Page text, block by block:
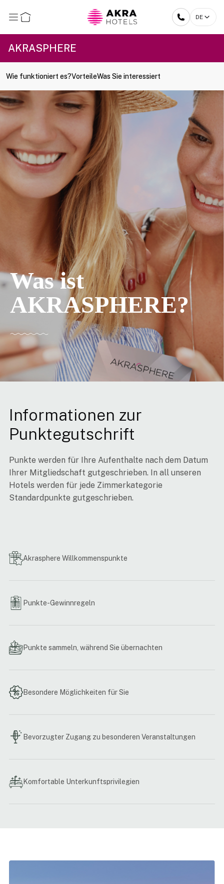
DE
AKRASPHERE
Wie funktioniert es?VorteileWas Sie interessiert
Was ist
AKRASPHERE?
Informationen zur
Punktegutschrift
Punkte werden für Ihre Aufenthalte nach dem Datum
Ihrer Mitgliedschaft gutgeschrieben. In all unseren
Hotels werden für jede Zimmerkategorie
Standardpunkte gutgeschrieben.
Akrasphere Willkommenspunkte
Mitgliedschaft!
Punkte-Gewinnregeln
Punkte sammeln, während Sie übernachten
Besondere Möglichkeiten für Sie
Bevorzugter Zugang zu besonderen Veranstaltungen
Komfortable Unterkunftsprivilegien